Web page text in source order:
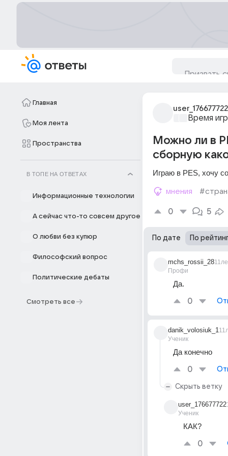
Главная
Моя лента
Пространства
В ТОПЕ НА ОТВЕТАХ
Информационные технологии
А сейчас что-то совсем другое
О любви без купюр
Философский вопрос
Политические дебаты
Смотреть все
user_176677722
Время игр
Можно ли в
сборную
Играю в PES, хочу
мнения
0 5
По дате По
mchs_rossii_28
Профи
Да.
0
danik_volosiuk_1
Ученик
Да конечно
0
Скрыть ветку
user_176677722
Ученик
КАК?
0